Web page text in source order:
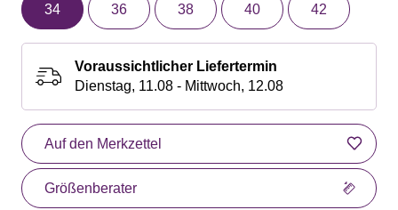
34 36 38 40 42
Voraussichtlicher Liefertermin
Dienstag, 11.08 - Mittwoch, 12.08
Auf den Merkzettel
Größenberater